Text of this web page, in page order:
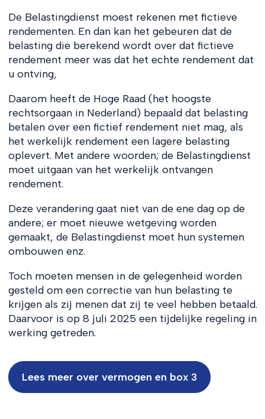
De Belastingdienst moest rekenen met fictieve
rendementen. En dan kan het gebeuren dat de
belasting die berekend wordt over dat fictieve
rendement meer was dat het echte rendement dat
u ontving,
Daarom heeft de Hoge Raad (het hoogste
rechtsorgaan in Nederland) bepaald dat belasting
betalen over een fictief rendement niet mag, als
het werkelijk rendement een lagere belasting
oplevert. Met andere woorden; de Belastingdienst
moet uitgaan van het werkelijk ontvangen
rendement.
Deze verandering gaat niet van de ene dag op de
andere; er moet nieuwe wetgeving worden
gemaakt, de Belastingdienst moet hun systemen
ombouwen enz.
Toch moeten mensen in de gelegenheid worden
gesteld om een correctie van hun belasting te
krijgen als zij menen dat zij te veel hebben betaald.
Daarvoor is op 8 juli 2025 een tijdelijke regeling in
werking getreden.
Lees meer over vermogen en box 3